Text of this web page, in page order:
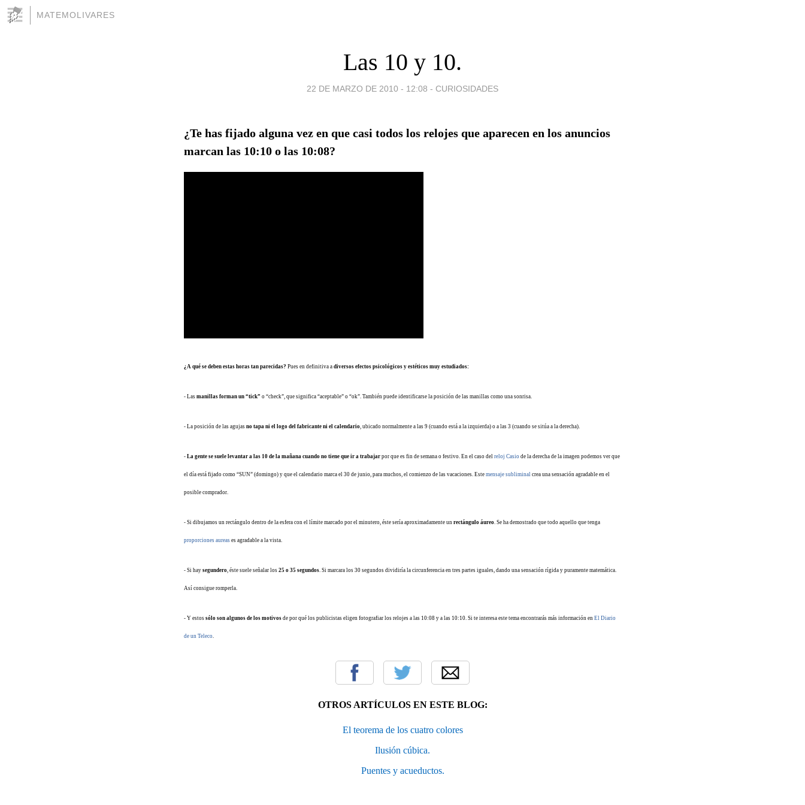
MATEMOLIVARES
Las 10 y 10.
22 DE MARZO DE 2010 - 12:08 - CURIOSIDADES
¿Te has fijado alguna vez en que casi todos los relojes que aparecen en los anuncios
marcan las 10:10 o las 10:08?
¿A qué se deben estas horas tan parecidas? Pues en definitiva a diversos efectos psicológicos y estéticos muy estudiados:
- Las manillas forman un “tick” o “check”, que significa “aceptable” o “ok”. También puede identificarse la posición de las manillas como una sonrisa.
- La posición de las agujas no tapa ni el logo del fabricante ni el calendario , ubicado normalmente a las 9 (cuando está a la izquierda) o a las 3 (cuando se sitúa a la derecha).
- La gente se suele levantar a las 10 de la mañana cuando no tiene que ir a trabajar por que es fin de semana o festivo. En el caso del reloj Casio de la derecha de la imagen podemos ver que
el día está fijado como “SUN” (domingo) y que el calendario marca el 30 de junio, para muchos, el comienzo de las vacaciones. Este mensaje subliminal crea una sensación agradable en el
posible comprador.
- Si dibujamos un rectángulo dentro de la esfera con el límite marcado por el minutero, éste sería aproximadamente un rectángulo áureo . Se ha demostrado que todo aquello que tenga
proporciones aureas es agradable a la vista.
- Si hay segundero , éste suele señalar los 25 o 35 segundos . Si marcara los 30 segundos dividiría la circunferencia en tres partes iguales, dando una sensación rígida y puramente matemática.
Así consigue romperla.
- Y estos sólo son algunos de los motivos de por qué los publicistas eligen fotografiar los relojes a las 10:08 y a las 10:10. Si te interesa este tema encontrarás más información en El Diario
de un Teleco
OTROS ARTÍCULOS EN ESTE BLOG:
El teorema de los cuatro colores
Ilusión cúbica.
Puentes y acueductos.